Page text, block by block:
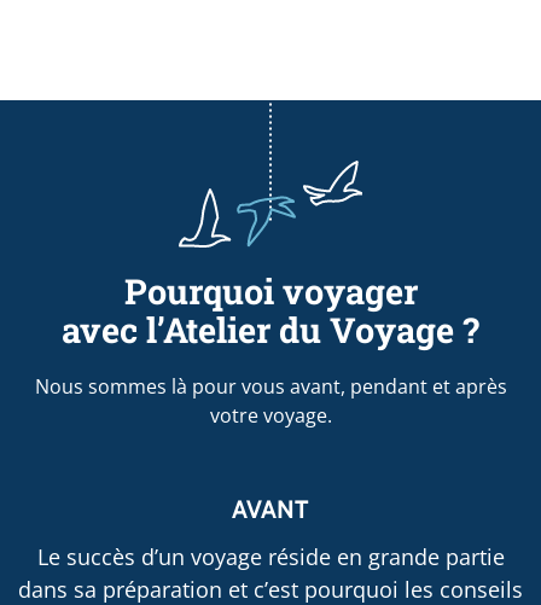
Pourquoi voyager
avec l’Atelier du Voyage ?
Nous sommes là pour vous avant, pendant et après
votre voyage.
AVANT
Le succès d’un voyage réside en grande partie
dans sa préparation et c’est pourquoi les conseils